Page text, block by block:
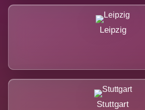
Leipzig
Stuttgart